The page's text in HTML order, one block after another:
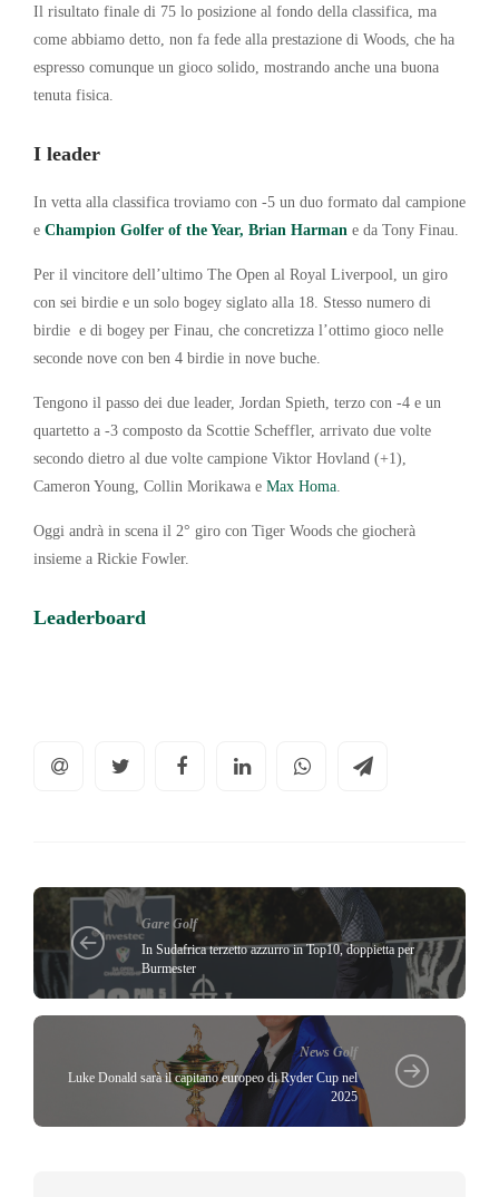
Il risultato finale di 75 lo posizione al fondo della classifica, ma
come abbiamo detto, non fa fede alla prestazione di Woods, che ha
espresso comunque un gioco solido, mostrando anche una buona
tenuta fisica.
I leader
In vetta alla classifica troviamo con -5 un duo formato dal campione
e Champion Golfer of the Year, Brian Harman e da Tony Finau.
Per il vincitore dell’ultimo The Open al Royal Liverpool, un giro
con sei birdie e un solo bogey siglato alla 18. Stesso numero di
birdie e di bogey per Finau, che concretizza l’ottimo gioco nelle
seconde nove con ben 4 birdie in nove buche.
Tengono il passo dei due leader, Jordan Spieth, terzo con -4 e un
quartetto a -3 composto da Scottie Scheffler, arrivato due volte
secondo dietro al due volte campione Viktor Hovland (+1),
Cameron Young, Collin Morikawa e Max Homa
Oggi andrà in scena il 2° giro con Tiger Woods che giocherà
insieme a Rickie Fowler.
Leaderboard
Gare Golf
In Sudafrica terzetto azzurro in Top10, doppietta per
Burmester
News Golf
Luke Donald sarà il capitano europeo di Ryder Cup nel
2025